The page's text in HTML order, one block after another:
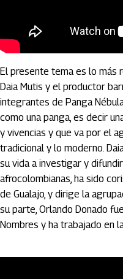
“Gallito”, Panga Nébula
El presente tema es lo más
Daia Mutis y el productor
integrantes de Panga
como una panga, es decir
y vivencias y que va por el
tradicional y lo moderno.
su vida a investigar y
afrocolombianas, ha sido
de Gualajo, y dirige la
su parte, Orlando Donado
Nombres y ha trabajado en